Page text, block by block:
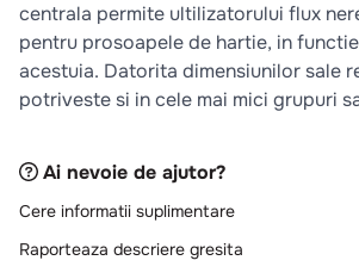
centrala permite ultilizatorului flux
pentru prosoapele de hartie, in
acestuia. Datorita dimensiunilor sale
potriveste si in cele mai mici grupuri
Ai nevoie de ajutor?
Cere informatii suplimentare
Raporteaza descriere gresita